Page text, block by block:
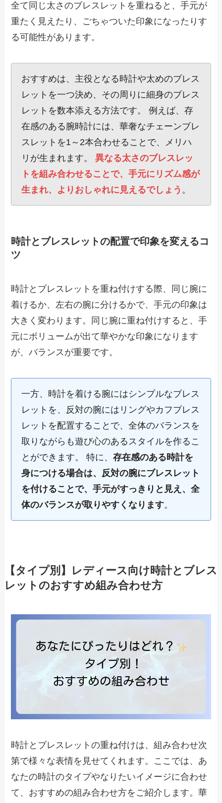
全て同じ太さのブレスレットを重ねると、手元が
重たく見えたり、ごちゃついた印象になったりす
る可能性があります。
おすすめは、主役となる時計や太めのブレス
レットを一つ決め、その周りに細身のブレス
レットを数本添える方法です。 例えば、存
在感のある腕時計には、華奢なチェーンブレ
スレットを1～2本合わせることで、メリハ
リが生まれます。異なる太さのブレスレッ
トを組み合わせることで、手元にリズム感が
生まれ、よりおしゃれに見えるでしょう 。
時計とブレスレットの配置で印象を変えるコ
ツ
時計とブレスレットを重ね付けする際、同じ腕に
着けるか、左右の腕に分けるかで、手元の印象は
大きく変わります。同じ腕に重ね付けすると、手
元にボリュームが出て華やかな印象になります
が、バランスが重要です。
一方、時計を着ける腕にはシンプルなブレス
レットを、反対の腕にはリングやカフブレス
レットを配置することで、全体のバランスを
取りながらも遊び心のあるスタイルを作るこ
とができます。 特に、存在感のある時計を
身につける場合は、反対の腕にブレスレット
を付けることで、手元がすっきりと見え、全
体のバランスが取りやすくなります。
【タイプ別】レディース向け時計とブレス
レットのおすすめ組み合わせ方
時計とブレスレットの重ね付けは、組み合わせ次
第で様々な表情を見せてくれます。ここでは、あ
なたの時計のタイプやなりたいイメージに合わせ
て、おすすめの組み合わせ方をご紹介します。華